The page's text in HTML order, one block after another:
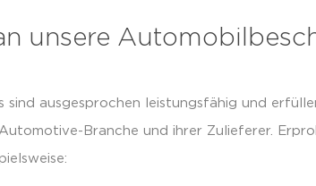
unsere
ausgesprochen leistungsfähig und
Branche und ihrer Zulieferer.